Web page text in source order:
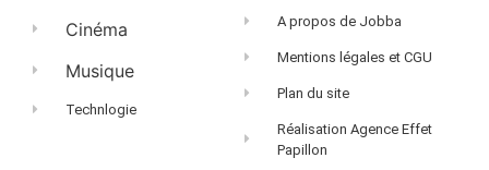
Cinéma
Musique
Technlogie
A propos de Jobba
Mentions légales et CGU
Plan du site
Réalisation Agence Effet
Papillon